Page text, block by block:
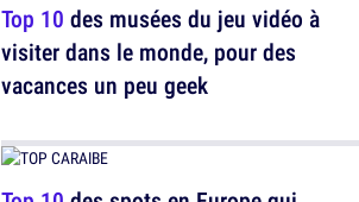
Top 10 des musées du jeu vidéo à
visiter dans le monde, pour des
vacances un peu geek